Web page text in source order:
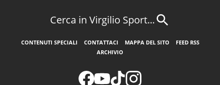
Cerca in Virgilio Sport...
CONTENUTI SPECIALI CONTATTACI MAPPA DEL SITO
FEED RSS
ARCHIVIO